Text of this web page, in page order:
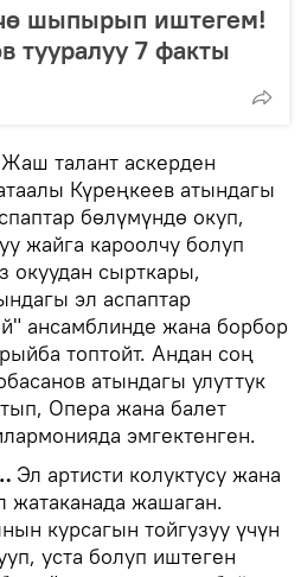
шыпырып иштегем!
тууралуу 7 факты
Жаш талант аскерден
Күреңкеев атындагы
бөлүмүндө окуп,
жайга кароолчу болуп
окуудан сырткары,
эл аспаптар
ансамблинде жана борбор
топтойт. Андан соң
атындагы улуттук
Опера жана балет
эмгектенген.
Эл артисти колуктусу жана
жашаган.
курсагын тойгузуу үчүн
уста болуп иштеген